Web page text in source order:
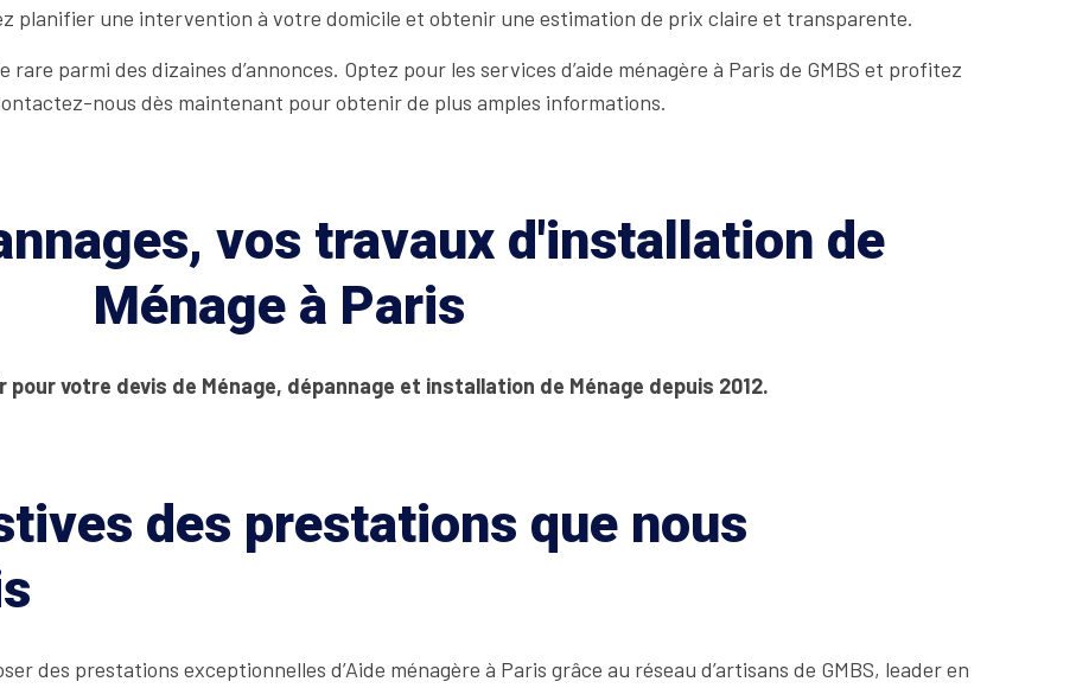
planifier une intervention à votre domicile et obtenir une estimation de prix claire et transparente.
parmi des dizaines d’annonces. Optez pour les services d’aide ménagère à Paris de GMBS et profitez
nous dès maintenant pour obtenir de plus amples informations.
vos travaux d'installation de
Ménage à Paris
pour votre devis de Ménage, dépannage et installation de Ménage depuis 2012.
des prestations que nous
des prestations exceptionnelles d’Aide ménagère à Paris grâce au réseau d’artisans de GMBS, leader en